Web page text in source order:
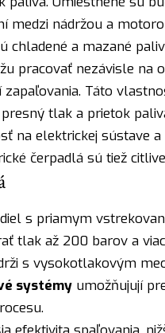
medzi nádržou a
chladené a mazané
pracovať nezávisle na
Táto
tlak a prietok
na elektrickej sústave
čerpadlá sú tiež
s priamym
tlak až 200 barov a
s vysokotlakovým
systémyumožňujují